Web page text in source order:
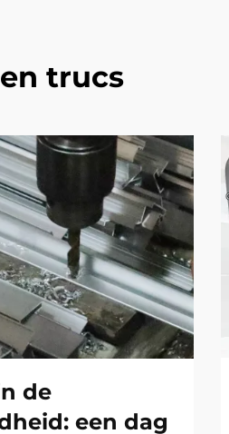
trucs
de
een dag